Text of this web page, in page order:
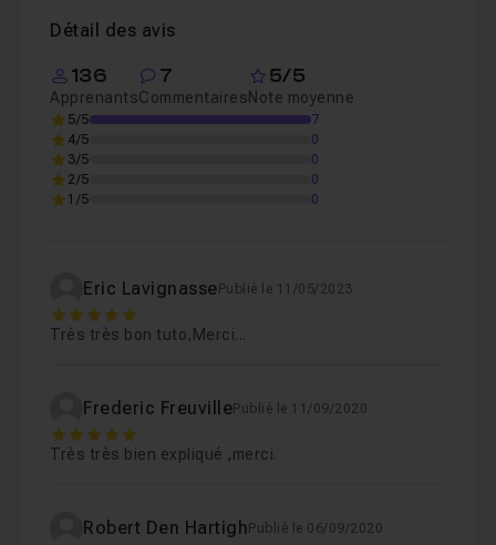
Leçon 3 Atelier : Bateau de pêche
Leçon 4 01m33
Leçon 5 Atelier : Voiture 04m39
Leçon 7
Leçon 8 Atelier : Femme
Détail des avis
136
Apprenants
7
Commentaires
5/5
Note moyenne
5/5
7
4/5
0
3/5
0
2/5
0
1/5
0
Eric Lavignasse Publié le 11/05/2023
5
Très très bon tuto,Merci...
Frederic FreuvillePublié le 11/09/2020
5
Très très bien expliqué ,merci.
Robert Den Hartigh Publié le 06/09/2020